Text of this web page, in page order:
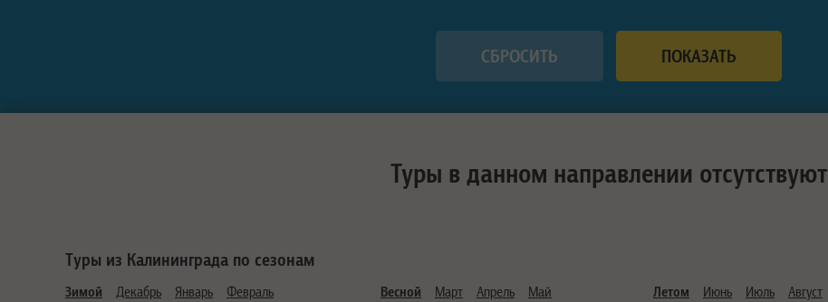
Туры в данном направлении отсутствуют
Туры из Калининграда по сезонам
Зимой Декабрь Январь Февраль Весной Март Апрель Май Летом Июнь Июль Август